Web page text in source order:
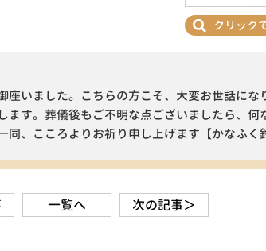
クリック
座いました。こちらの方こそ、大変お世話にな
ます。葬儀後もご不明な点ございましたら、何
、こころよりお祈り申し上げます【かなふく
一覧へ 次の記事＞